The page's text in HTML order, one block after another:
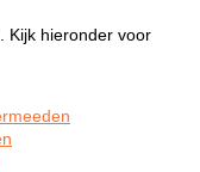
Kijk hieronder voor